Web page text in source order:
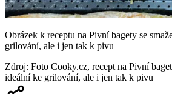
Obrázek k receptu na Pivní bagety se
grilování, ale i jen tak k pivu
Zdroj: Foto Cooky.cz, recept na Pivní
ideální ke grilování, ale i jen tak k pivu